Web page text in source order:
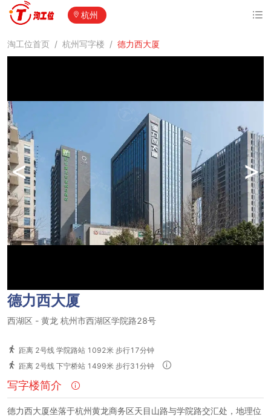
杭州
淘工位首页 / 杭州写字楼 / 德力西大厦
< >
德力西大厦
西湖区 - 黄龙 杭州市西湖区学院路28号
距离 2号线 学院路站 1092米 步行17分钟
距离 2号线 下宁桥站 1499米 步行31分钟
写字楼简介
德力西大厦坐落于杭州黄龙商务区天目山路与学院路交汇处，地理位